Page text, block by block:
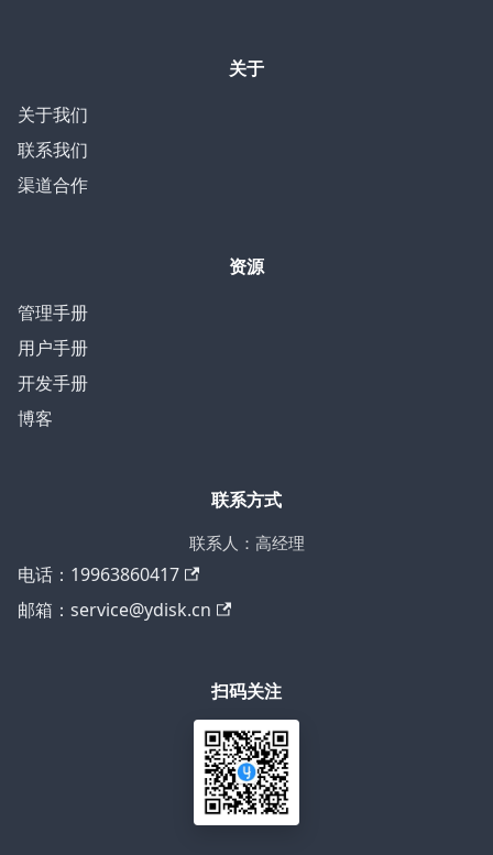
关于
关于我们
联系我们
渠道合作
资源
管理手册
用户手册
开发手册
博客
联系方式
联系人：高经理
电话：19963860417
邮箱：service@ydisk.cn
扫码关注